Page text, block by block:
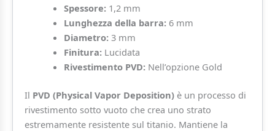
Spessore:1,2 mm
Lunghezza della barra:6 mm
Diametro:3 mm
Finitura:Lucidata
Rivestimento PVD:Nell’opzione Gold
Il PVD (Physical Vapor Deposition)è un processo di
rivestimento sotto vuoto che crea uno strato
estremamente resistente sul titanio. Mantiene la